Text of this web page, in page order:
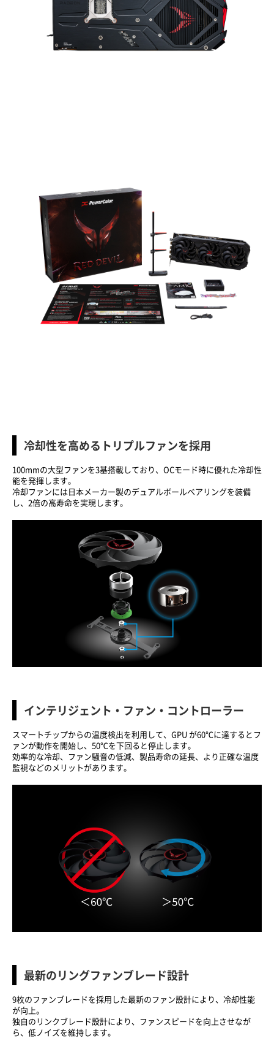
冷却性を高めるトリプルファンを採用
100mmの大型ファンを3基搭載しており、OCモード時に優れた冷却性
能を発揮します。
冷却ファンには日本メーカー製のデュアルボールベアリングを装備
し、2倍の高寿命を実現します。
インテリジェント・ファン・コントローラー
スマートチップからの温度検出を利用して、GPU が60℃に達するとフ
ァンが動作を開始し、50℃を下回ると停止します。
効率的な冷却、ファン騒音の低減、製品寿命の延長、より正確な温度
監視などのメリットがあります。
最新のリングファンブレード設計
9枚のファンブレードを採用した最新のファン設計により、冷却性能
が向上。
独自のリンクブレード設計により、ファンスピードを向上させなが
ら、低ノイズを維持します。